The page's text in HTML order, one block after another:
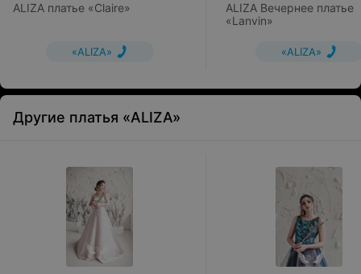
ALIZA платье «Claire»
«ALIZA»
ALIZA Вечернее платье
«Lanvin»
«ALIZA»
Другие платья «ALIZA»